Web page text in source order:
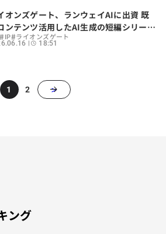
オンズゲート、ランウェイAIに出資 既
ンテンツ活用したAI生成の短編シリーズ
へ
#IP#ライオンズゲート
18:51
1 2 >
ング